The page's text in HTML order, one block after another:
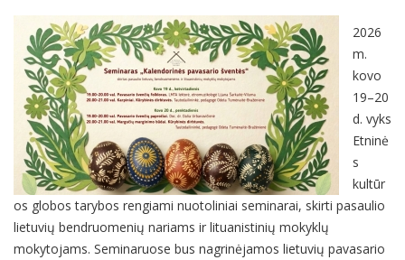
2026
m.
kovo
19–20
d. vyks
Etninė
s
kultūr
os globos tarybos rengiami nuotoliniai seminarai, skirti pasaulio
lietuvių bendruomenių nariams ir lituanistinių mokyklų
mokytojams. Seminaruose bus nagrinėjamos lietuvių pavasario